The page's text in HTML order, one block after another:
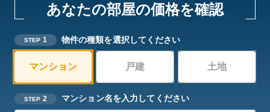
あなたの部屋の価格を確認
STEP 1 物件の種類を選択してください
マンション 戸建 土地
STEP 2 マンション名を入力してください